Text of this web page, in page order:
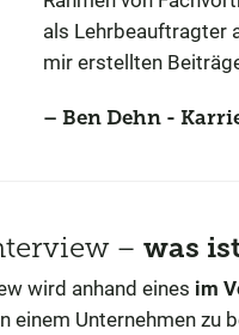
als Lehrbeauftragter
mir erstellten
Ben Dehn -
– was
wird anhand eines im
einem Unternehmen zu